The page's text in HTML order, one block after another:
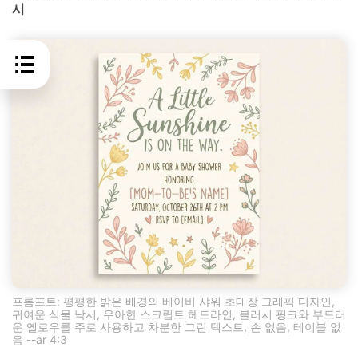
시
프롬프트: 평평한 밝은 배경의 베이비 샤워 초대장 그래픽 디자인,
귀여운 식물 낙서, 우아한 스크립트 헤드라인, 블러시 핑크와 부드러
운 옐로우를 주로 사용하고 차분한 그린 텍스트, 손 없음, 테이블 없
음 --ar 4:3